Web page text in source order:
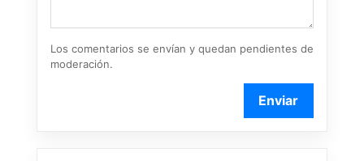
Los comentarios se envían y quedan pendientes de
moderación.
Enviar